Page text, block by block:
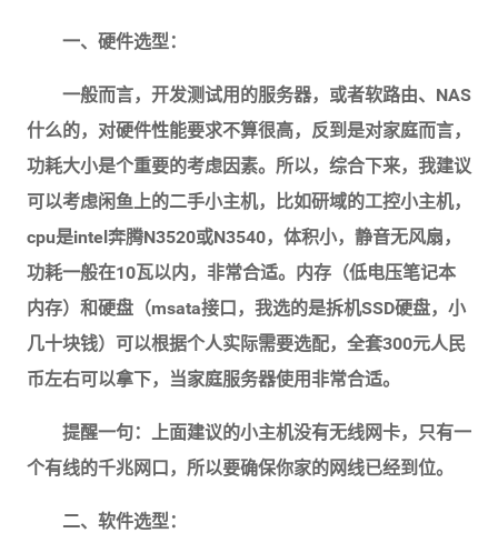
一、硬件选型：
一般而言，开发测试用的服务器，或者软路由、NAS
什么的，对硬件性能要求不算很高，反到是对家庭而言，
功耗大小是个重要的考虑因素。所以，综合下来，我建议
可以考虑闲鱼上的二手小主机，比如研域的工控小主机，
cpu是intel奔腾N3520或N3540，体积小，静音无风扇，
功耗一般在10瓦以内，非常合适。内存（低电压笔记本
内存）和硬盘（msata接口，我选的是拆机SSD硬盘，小
几十块钱）可以根据个人实际需要选配，全套300元人民
币左右可以拿下，当家庭服务器使用非常合适。
提醒一句：上面建议的小主机没有无线网卡，只有一
个有线的千兆网口，所以要确保你家的网线已经到位。
二、软件选型：